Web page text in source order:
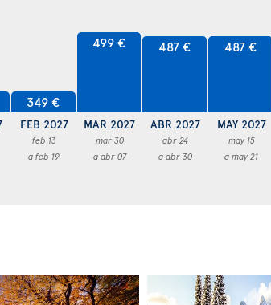
349 €
FEB 2027
feb 13
a feb 19
499 €
MAR 2027
mar 30
a abr 07
487 €
ABR 2027
abr 24
a abr 30
487 €
MAY 2027
may 15
a may 21